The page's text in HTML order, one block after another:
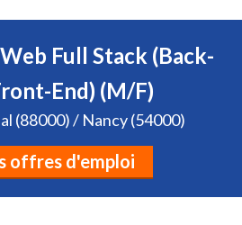
Full Stack (Back-
End) (M/F)
(88000) / Nancy (54000)
offres d'emploi